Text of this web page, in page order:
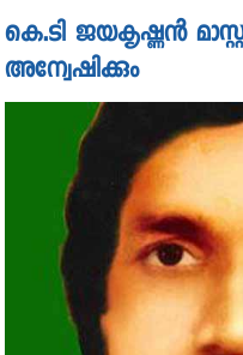
കെ.ടി ജയകൃഷ്ണന്‍
അന്വേഷിക്കും